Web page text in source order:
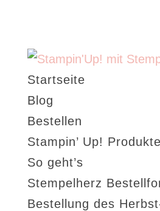
Startseite
Blog
Bestellen
Stampin’ Up!
So geht’s
Stempelherz
Bestellung des